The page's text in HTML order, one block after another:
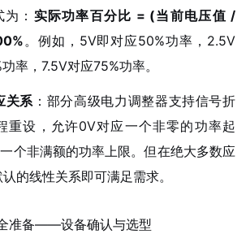
： 实际功率百分比 = (当前电压值 /
。例如，5V即对应50%功率，2.5V
率，7.5V对应75%功率。
关系 ：部分高级电力调整器支持信号折
重设，允许0V对应一个非零的功率起
个非满额的功率上限。但在绝大多数应
的线性关系即可满足需求。
准备——设备确认与选型